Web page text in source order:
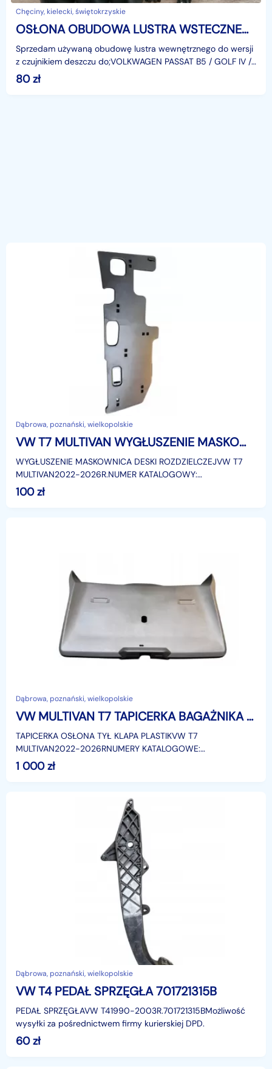
Chęciny, kielecki, świętokrzyskie
OSŁONA OBUDOWA LUSTRA WSTECZNEGO VOLKWAGEN PASSAT B5 GOLF IV BORA 1998-2005R
Sprzedam używaną obudowę lustra wewnętrznego do wersji
z czujnikiem deszczu do;VOLKWAGEN PASSAT B5 / GOLF IV /
BORA roczniki 1998–2005rLusterko posiada specjaln
80zł
Dąbrowa, poznański, wielkopolskie
VW T7 MULTIVAN WYGŁUSZENIE MASKOWNICA DESKI ROZDZIELCZEJ 7T1863081
WYGŁUSZENIE MASKOWNICA DESKI ROZDZIELCZEJVW T7
MULTIVAN2022-2026R.NUMER KATALOGOWY:
7T1863081Możliwość wysyłki za pośrednictwem firmy
kurierskiej DPD.
100zł
Dąbrowa, poznański, wielkopolskie
VW MULTIVAN T7 TAPICERKA BAGAŻNIKA 7T0867601 ABC
TAPICERKA OSŁONA TYŁ KLAPA PLASTIKVW T7
MULTIVAN2022-2026RNUMERY KATALOGOWE:
7T0867601A,B,CMożliwość wysyłki za pośrednictwem firmy
kurierskiej DPD.
1 000zł
Dąbrowa, poznański, wielkopolskie
VW T4 PEDAŁ SPRZĘGŁA 701721315B
PEDAŁ SPRZĘGŁAVW T41990-2003R.701721315BMożliwość
wysyłki za pośrednictwem firmy kurierskiej DPD.
60zł